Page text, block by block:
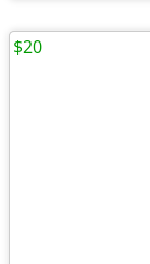
$20